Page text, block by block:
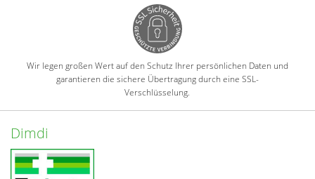
Wir legen großen Wert auf den Schutz Ihrer persönlichen Daten und
garantieren die sichere Übertragung durch eine SSL-
Verschlüsselung.
Dimdi